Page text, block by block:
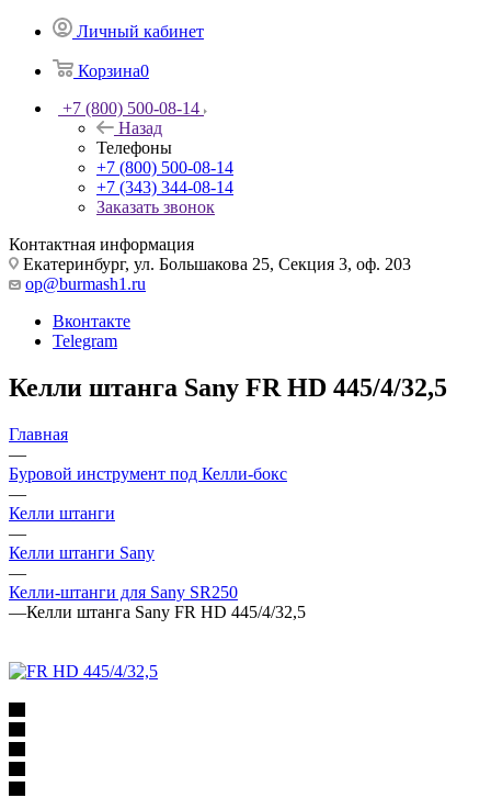
Личный кабинет
Корзина0
+7 (800) 500-08-14
Назад
Телефоны
+7 (800) 500-08-14
+7 (343) 344-08-14
Заказать звонок
Контактная информация
Екатеринбург, ул. Большакова 25, Секция 3, оф. 203
op@burmash1.ru
Вконтакте
Telegram
Келли штанга Sany FR HD 445/4/32,5
Главная
—
Буровой инструмент под Келли-бокс
—
Келли штанги
—
Келли штанги Sany
—
Келли-штанги для Sany SR250
—Келли штанга Sany FR HD 445/4/32,5